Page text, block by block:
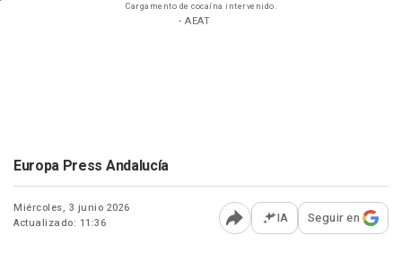
Cargamento de cocaína intervenido.
- AEAT
Europa Press Andalucía
Miércoles, 3 junio 2026
Actualizado: 11:36
Abrir opciones para
IA Seguir en